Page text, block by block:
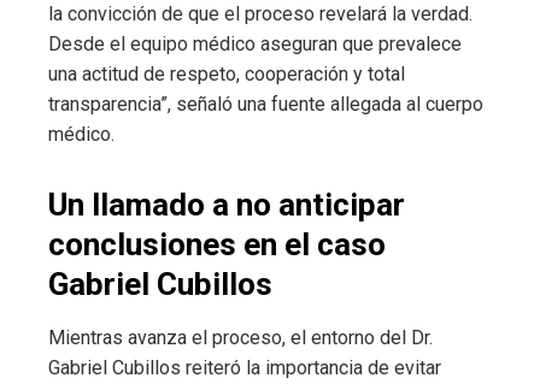
la convicción de que el proceso revelará la verdad.
Desde el equipo médico aseguran que prevalece
una actitud de respeto, cooperación y total
transparencia”, señaló una fuente allegada al cuerpo
médico.
Un llamado a no anticipar
conclusiones en el caso
Gabriel Cubillos
Mientras avanza el proceso, el entorno del Dr.
Gabriel Cubillos reiteró la importancia de evitar